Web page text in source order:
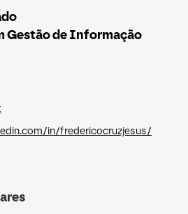
Gestão de Informação
in/fredericocruzjesus/